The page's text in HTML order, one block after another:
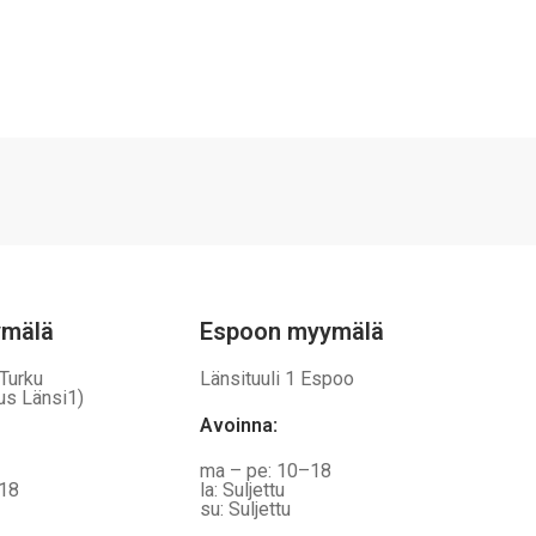
Länsi1)
Espoon myymälä
Länsituuli 1 Espoo
Avoinna:
ma – pe: 10–18
la: Suljettu
su: Suljettu